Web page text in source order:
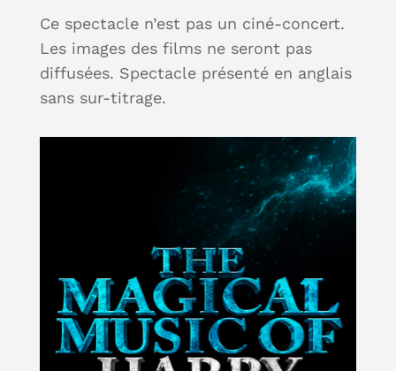
Ce spectacle n’est pas un ciné-concert.
Les images des films ne seront pas
diffusées. Spectacle présenté en anglais
sans sur-titrage.